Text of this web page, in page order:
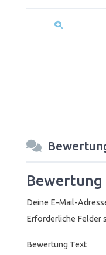
Bewertung
Deine E-Mail-
Erforderliche Felder
Bewertung Text